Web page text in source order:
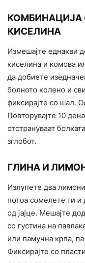
КОМБИНАЦИЈА
КИСЕЛИНА
Измешајте еднакви
киселина и комова
да добиете
болното колено и
фиксирајте со шал.
Повторувајте 10
отстрануваат
зглобот.
ГЛИНА И
Излупете два
потоа сомелете ги
од јајце. Мешајте
со густина на
или памучна крпа,
Фиксирајте со